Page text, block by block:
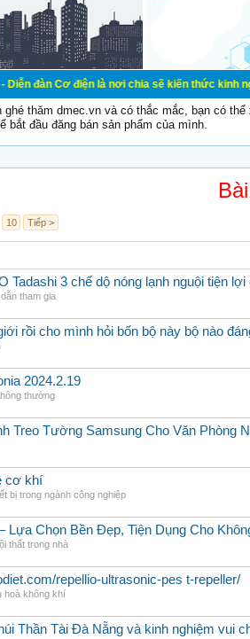
Cơ điện là nơi chia sẽ kiến thức kinh
ghé thăm dmec.vn và có thắc mắc, bạn có
bắt đầu đăng bán sản phẩm của mình.
10 Tiếp >
Tadashi 3 chế dộ nóng lạnh nguội tiện lợi
tham gia
rồi cho mình hỏi bốn bộ này bộ nào
2024.2.19
thường
Treo Tường Samsung Cho Văn Phòng
cơ khí
bị trong ngành công nghiệp
Lựa Chọn Bền Đẹp, Tiện Dụng Cho
thất trong nhà
repellio-ultrasonic-pes t-repeller/
hoà không khí
Thần Tài Đà Nẵng và kinh nghiệm vui